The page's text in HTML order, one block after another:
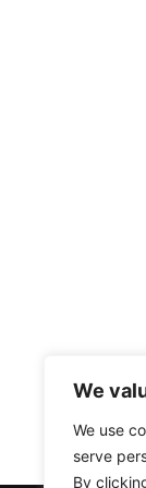
We
We use
serve
By